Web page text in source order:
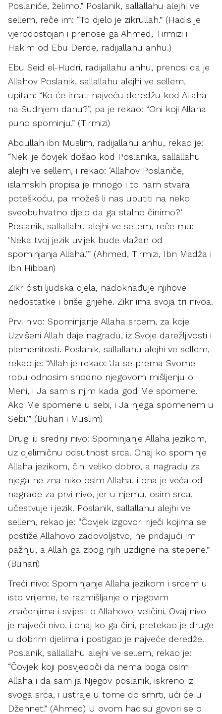
Poslaniče, želimo.” Poslanik, sallallahu alejhi ve
sellem, reče im: “To djelo je zikrullah.” (Hadis je
vjerodostojan i prenose ga Ahmed, Tirmizi i
Hakim od Ebu Derde, radijallahu anhu.)
Ebu Seid el-Hudri, radijallahu anhu, prenosi da je
Allahov Poslanik, sallallahu alejhi ve sellem,
upitan: “Ko će imati najveću deredžu kod Allaha
na Sudnjem danu?”, pa je rekao: “Oni koji Allaha
puno spominju.” (Tirmizi)
Abdullah ibn Muslim, radijallahu anhu, rekao je:
“Neki je čovjek došao kod Poslanika, sallallahu
alejhi ve sellem, i rekao: ‘Allahov Poslaniče,
islamskih propisa je mnogo i to nam stvara
poteškoću, pa možeš li nas uputiti na neko
sveobuhvatno djelo da ga stalno činimo?’
Poslanik, sallallahu alejhi ve sellem, reče mu:
‘Neka tvoj jezik uvijek bude vlažan od
spominjanja Allaha.’” (Ahmed, Tirmizi, Ibn Madža i
Ibn Hibban)
Zikr čisti ljudska djela, nadoknađuje njihove
nedostatke i briše grijehe. Zikr ima svoja tri nivoa.
Prvi nivo: Spominjanje Allaha srcem, za koje
Uzvišeni Allah daje nagradu, iz Svoje darežljivosti i
plemenitosti. Poslanik, sallallahu alejhi ve sellem,
rekao je: “Allah je rekao: ‘Ja se prema Svome
robu odnosim shodno njegovom mišljenju o
Meni, i Ja sam s njim kada god Me spomene.
Ako Me spomene u sebi, i Ja njega spomenem u
Sebi.’” (Buhari i Muslim)
Drugi ili srednji nivo: Spominjanje Allaha jezikom,
uz djelimičnu odsutnost srca. Onaj ko spominje
Allaha jezikom, čini veliko dobro, a nagradu za
njega ne zna niko osim Allaha, i ona je veća od
nagrade za prvi nivo, jer u njemu, osim srca,
učestvuje i jezik. Poslanik, sallallahu alejhi ve
sellem, rekao je: “Čovjek izgovori riječi kojima se
postiže Allahovo zadovoljstvo, ne pridajući im
pažnju, a Allah ga zbog njih uzdigne na stepene.”
(Buhari)
Treći nivo: Spominjanje Allaha jezikom i srcem u
isto vrijeme, te razmišljanje o njegovim
značenjima i svijest o Allahovoj veličini. Ovaj nivo
je najveći nivo, i onaj ko ga čini, pretekao je druge
u dobrim djelima i postigao je najveće deredže.
Poslanik, sallallahu alejhi ve sellem, rekao je:
“Čovjek koji posvjedoči da nema boga osim
Allaha i da sam ja Njegov poslanik, iskreno iz
svoga srca, i ustraje u tome do smrti, ući će u
Džennet.” (Ahmed) U ovom hadisu govori se o